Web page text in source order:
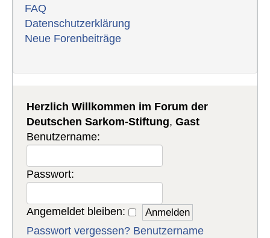
FAQ
Datenschutzerklärung
Neue Forenbeiträge
Herzlich Willkommen im Forum der
Deutschen Sarkom-Stiftung,Gast
Benutzername:
Passwort:
Angemeldet bleiben:
Passwort vergessen? Benutzername